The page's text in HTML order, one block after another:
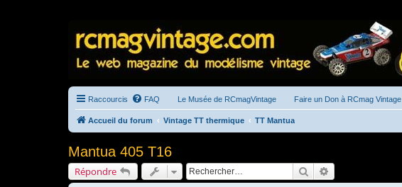
Raccourcis FAQ Le Musée de RCmagVintage Faire un Don à RCmag Vintage
Accueil du forum Vintage TT thermique TT Mantua
Mantua 405 T16
Répondre Rechercher